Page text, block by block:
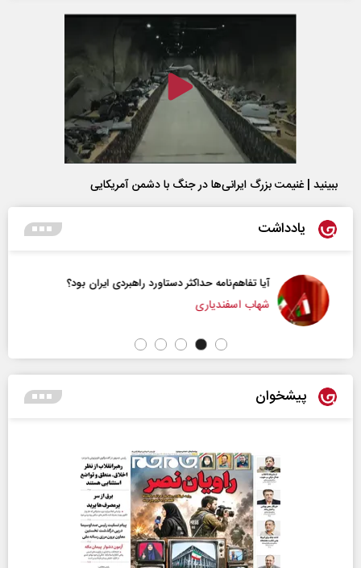
ببینید | غنیمت بزرگ ایرانی‌ها در جنگ با دشمن آمریکایی
یادداشت
آیا تفاهم‌نامه حداکثر دستاورد راهبردی ایران بود؟
شهاب اسفندیاری
پیشخوان